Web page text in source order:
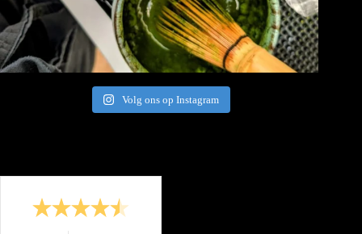
Volg ons op Instagram